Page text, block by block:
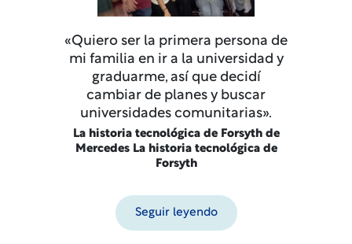
«Quiero ser la primera persona de
mi familia en ir a la universidad y
graduarme, así que decidí
cambiar de planes y buscar
universidades comunitarias».
La historia tecnológica de Forsyth de
Mercedes La historia tecnológica de
Forsyth
Seguir leyendo